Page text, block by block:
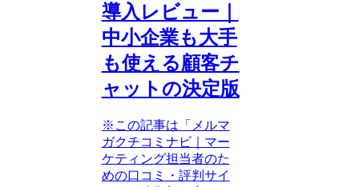
導入レビュー｜
中小企業も大手
も使える顧客チ
ャットの決定版
※この記事は「メルマ
ガクチコミナビ｜マー
ケティング担当者のた
めの口コミ・評判サイ